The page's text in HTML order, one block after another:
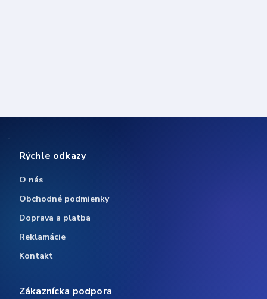
Rýchle odkazy
O nás
Obchodné podmienky
Doprava a platba
Reklamácie
Kontakt
Zákaznícka podpora